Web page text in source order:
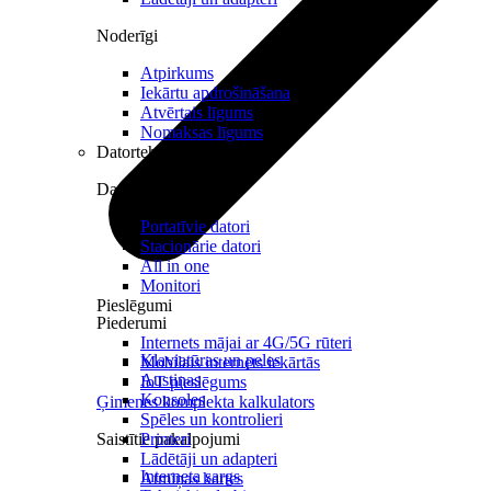
Pieslēgumi
Internets mājai ar 4G/5G rūteri
Mobilais internets iekārtās
IoT pieslēgums
Ģimenes komplekta kalkulators
Saistītie pakalpojumi
Interneta sargs
Noderīgi
Atpirkums
Iekārtu apdrošināšana
Atvērtais līgums
Nomaksas līgums
Datortehnika
Datori un Monitori
Portatīvie datori
Stacionārie datori
All in one
Monitori
Piederumi
Klaviatūras un peles
Austiņas
Konsoles
Spēles un kontrolieri
Printeri
Lādētāji un adapteri
Atmiņas kartes